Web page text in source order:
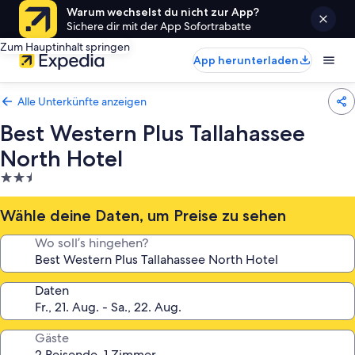
Warum wechselst du nicht zur App?
Sichere dir mit der App Sofortrabatte
Zum Hauptinhalt springen
App herunterladen
Alle Unterkünfte anzeigen
Best Western Plus Tallahassee
North Hotel
2.5-
Sterne-
Unterkunft
Wähle deine Daten, um Preise zu sehen
Wo soll’s hingehen?
Daten
Gäste